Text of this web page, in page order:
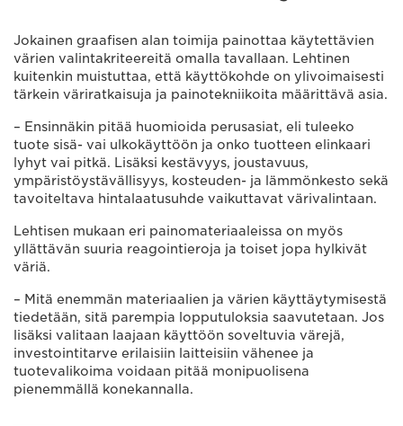
Jokainen graafisen alan toimija painottaa käytettävien
värien valintakriteereitä omalla tavallaan. Lehtinen
kuitenkin muistuttaa, että käyttökohde on ylivoimaisesti
tärkein väriratkaisuja ja painotekniikoita määrittävä asia.
– Ensinnäkin pitää huomioida perusasiat, eli tuleeko
tuote sisä- vai ulkokäyttöön ja onko tuotteen elinkaari
lyhyt vai pitkä. Lisäksi kestävyys, joustavuus,
ympäristöystävällisyys, kosteuden- ja lämmönkesto sekä
tavoiteltava hintalaatusuhde vaikuttavat värivalintaan.
Lehtisen mukaan eri painomateriaaleissa on myös
yllättävän suuria reagointieroja ja toiset jopa hylkivät
väriä.
– Mitä enemmän materiaalien ja värien käyttäytymisestä
tiedetään, sitä parempia lopputuloksia saavutetaan. Jos
lisäksi valitaan laajaan käyttöön soveltuvia värejä,
investointitarve erilaisiin laitteisiin vähenee ja
tuotevalikoima voidaan pitää monipuolisena
pienemmällä konekannalla.